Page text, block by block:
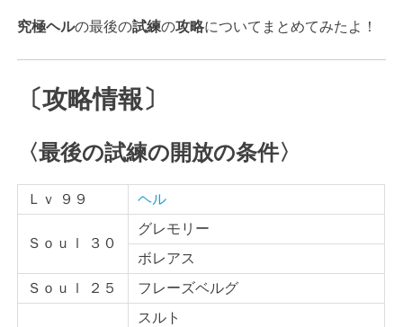
究極ヘルの最後の試練の攻略についてまとめてみたよ！
〔攻略情報〕
〈最後の試練の開放の条件〉
Ｌｖ ９９ ヘル
Ｓｏｕｌ ３０
グレモリー
ボレアス
Ｓｏｕｌ ２５
フレーズベルグ
スルト